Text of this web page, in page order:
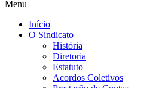
Menu
Início
O Sindicato
História
Diretoria
Estatuto
Acordos Coletivos